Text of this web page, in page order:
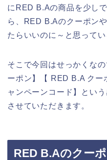
にRED B.Aの商品を少し
ら、RED B.Aのクーポン
たらいいのに～と思ってい
そこで今回はせっかくな
ーポン】【 RED B.A クー
ャンペーンコード】とい
させていただきます。
RED B.Aのクー